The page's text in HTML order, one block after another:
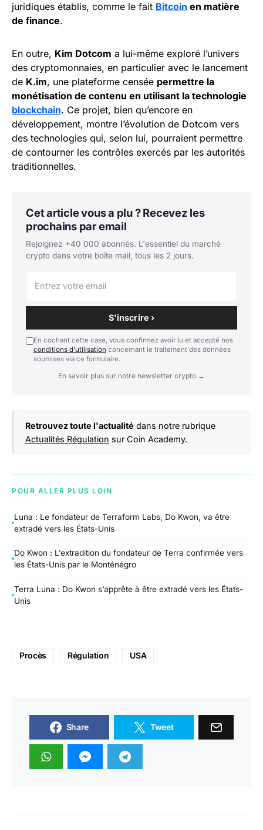
juridiques établis, comme le fait Bitcoin en matière
de finance.
En outre, Kim Dotcom a lui-même exploré l’univers
des cryptomonnaies, en particulier avec le lancement
de K.im, une plateforme censée permettre la
monétisation de contenu en utilisant la technologie
blockchain. Ce projet, bien qu’encore en
développement, montre l’évolution de Dotcom vers
des technologies qui, selon lui, pourraient permettre
de contourner les contrôles exercés par les autorités
traditionnelles.
Cet article vous a plu ? Recevez les
prochains par email
Rejoignez +40 000 abonnés. L'essentiel du marché
crypto dans votre boîte mail, tous les 2 jours.
S'inscrire ›
En cochant cette case, vous confirmez avoir lu et accepté nos
conditions d'utilisation concernant le traitement des données
soumises via ce formulaire.
En savoir plus sur notre newsletter crypto →
Retrouvez toute l'actualité dans notre rubrique
Actualités Régulation sur Coin Academy.
POUR ALLER PLUS LOIN
Luna : Le fondateur de Terraform Labs, Do Kwon, va être
extradé vers les États-Unis
Do Kwon : L’extradition du fondateur de Terra confirmée vers
les États-Unis par le Monténégro
Terra Luna : Do Kwon s’apprête à être extradé vers les États-
Unis
Procès Régulation USA
Share Tweet